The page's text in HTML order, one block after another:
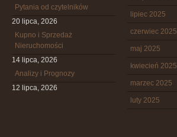
Pytania od czytelników
20 lipca, 2026
Kupno i Sprzedaż
Nieruchomości
14 lipca, 2026
Analizy i Prognozy
12 lipca, 2026
lipiec 2025
czerwiec 2025
maj 2025
kwiecień 2025
marzec 2025
luty 2025